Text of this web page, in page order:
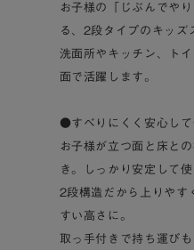
お子様の「じぶんでや
る、2段タイプのキッズ
洗面所やキッチン、ト
面で活躍します。
●すべりにくく安心して
お子様が立つ面と床と
き。しっかり安定して使
2段構造だから上りやす
すい高さに。
取っ手付きで持ち運び